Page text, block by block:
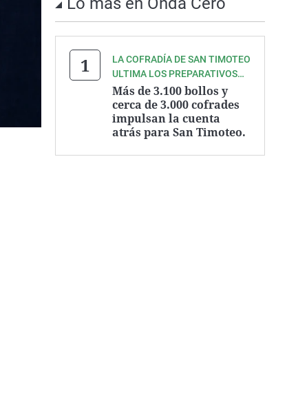
LA COFRADÍA DE SAN TIMOTEO
ULTIMA LOS PREPARATIVOS
DE UNA DE LAS GRANDES
FIESTAS DEL VERANO
ASTURIANO.
Más de 3.100 bollos y
cerca de 3.000 cofrades
impulsan la cuenta
atrás para San Timoteo.